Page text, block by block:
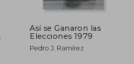
Así se Ganaron las
Elecciones 1979
Pedro J. Ramírez